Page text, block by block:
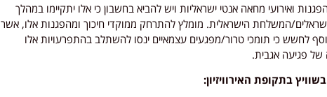
בשנה האחרונה אירעו בשוויץ 360 הפגנות ואירועי מחאה אנטי ישראליות ויש להביא בחשבון כי אלו יתקיימו במהלך
המשלחת הישראלית. מומלץ להתרחק ממוקדי חיכוך ומהפגנות אלו, אשר
לחשש כי תומכי טרור/מפגעים עצמאיים ינסו להשתלב בהתפרעויות אלו
של פגיעה אגבית.
בתקופת האירוויזיון: